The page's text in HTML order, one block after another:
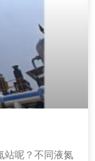
站呢？不同液氮